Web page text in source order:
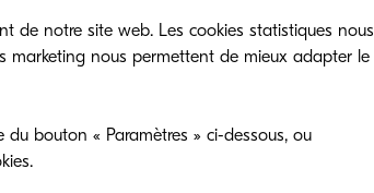
qui ont été supprimés, peuvent
régulièrement.
de notre site web. Les cookies statistiques nous
marketing nous permettent de mieux adapter le
bouton « Paramètres » ci-dessous, ou